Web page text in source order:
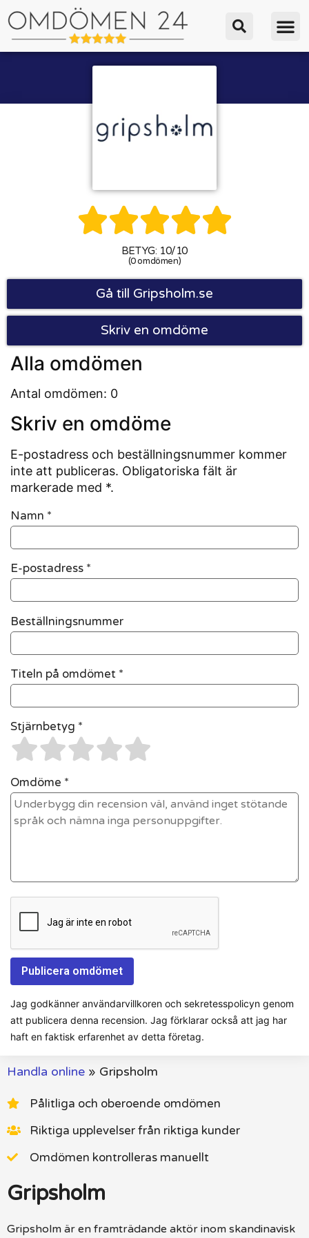

BETYG: 10/10
(0 omdömen)
Gå till Gripsholm.se
Skriv en omdöme
Alla omdömen
Antal omdömen: 0
Skriv en omdöme
E-postadress och beställningsnummer kommer
inte att publiceras. Obligatoriska fält är
markerade med *.
Namn *
E-postadress *
Beställningsnummer
Titeln på omdömet *
Stjärnbetyg *
Omdöme *
Jag godkänner användarvillkoren och sekretesspolicyn genom
att publicera denna recension. Jag förklarar också att jag har
haft en faktisk erfarenhet av detta företag.
Handla online » Gripsholm
Pålitliga och oberoende omdömen
Riktiga upplevelser från riktiga kunder
Omdömen kontrolleras manuellt
Gripsholm
Gripsholm är en framträdande aktör inom skandinavisk